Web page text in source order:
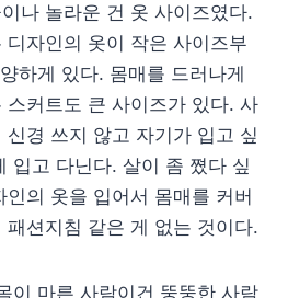
나 놀라운 건 옷 사이즈였다.
자인의 옷이 작은 사이즈부
하게 있다. 몸매를 드러나게
커트도 큰 사이즈가 있다. 사
신경 쓰지 않고 자기가 입고 싶
입고 다닌다. 살이 좀 쪘다 싶
인의 옷을 입어서 몸매를 커버
션지침 같은 게 없는 것이다.
이 마른 사람이건 뚱뚱한 사람